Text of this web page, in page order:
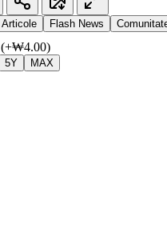
Articole Flash News
(+₩4.00)
5Y MAX